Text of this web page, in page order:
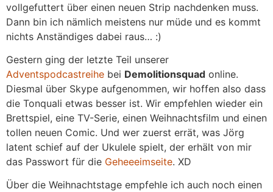
vollgefuttert über einen neuen Strip nachdenken muss.
Dann bin ich nämlich meistens nur müde und es kommt
nichts Anständiges dabei raus… :)
Gestern ging der letzte Teil unserer
Adventspodcastreihe bei Demolitionsquad online.
Diesmal über Skype aufgenommen, wir hoffen also dass
die Tonquali etwas besser ist. Wir empfehlen wieder ein
Brettspiel, eine TV-Serie, einen Weihnachtsfilm und einen
tollen neuen Comic. Und wer zuerst errät, was Jörg
latent schief auf der Ukulele spielt, der erhält von mir
das Passwort für die Geheeeimseite. XD
Über die Weihnachtstage empfehle ich auch noch einen